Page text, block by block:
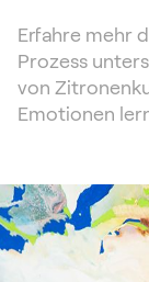
Erfahre mehr
Prozess
von
Emotionen